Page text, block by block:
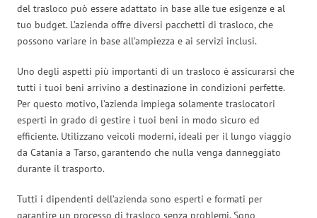
del trasloco può essere adattato in base alle tue esigenze e al
tuo budget. L’azienda offre diversi pacchetti di trasloco, che
possono variare in base all’ampiezza e ai servizi inclusi.
Uno degli aspetti più importanti di un trasloco è assicurarsi che
tutti i tuoi beni arrivino a destinazione in condizioni perfette.
Per questo motivo, l’azienda impiega solamente traslocatori
esperti in grado di gestire i tuoi beni in modo sicuro ed
efficiente. Utilizzano veicoli moderni, ideali per il lungo viaggio
da Catania a Tarso, garantendo che nulla venga danneggiato
durante il trasporto.
Tutti i dipendenti dell’azienda sono esperti e formati per
garantire un processo di trasloco senza problemi. Sono